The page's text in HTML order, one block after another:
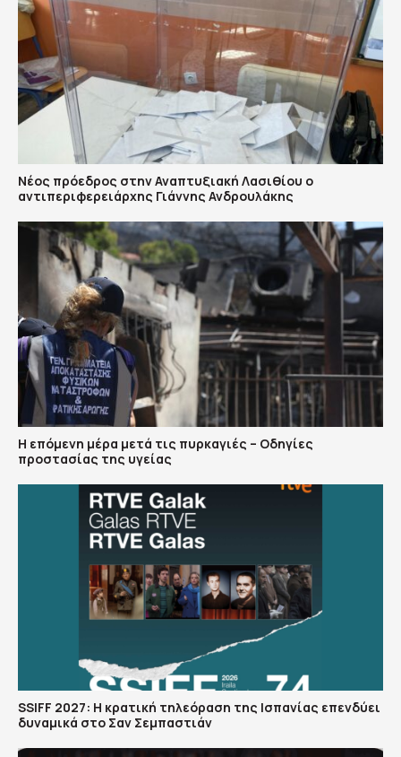
Νέος πρόεδρος στην Αναπτυξιακή Λασιθίου ο
αντιπεριφερειάρχης Γιάννης Ανδρουλάκης
Η επόμενη μέρα μετά τις πυρκαγιές – Οδηγίες
προστασίας της υγείας
SSIFF 2027: Η κρατική τηλεόραση της Ισπανίας επενδύει
δυναμικά στο Σαν Σεμπαστιάν